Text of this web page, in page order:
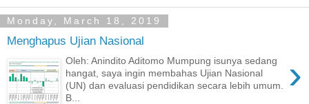
Monday, March 18, 2019
Menghapus Ujian Nasional
›
Oleh: Anindito Aditomo Mumpung isunya sedang
hangat, saya ingin membahas Ujian Nasional
(UN) dan evaluasi pendidikan secara lebih umum.
B...